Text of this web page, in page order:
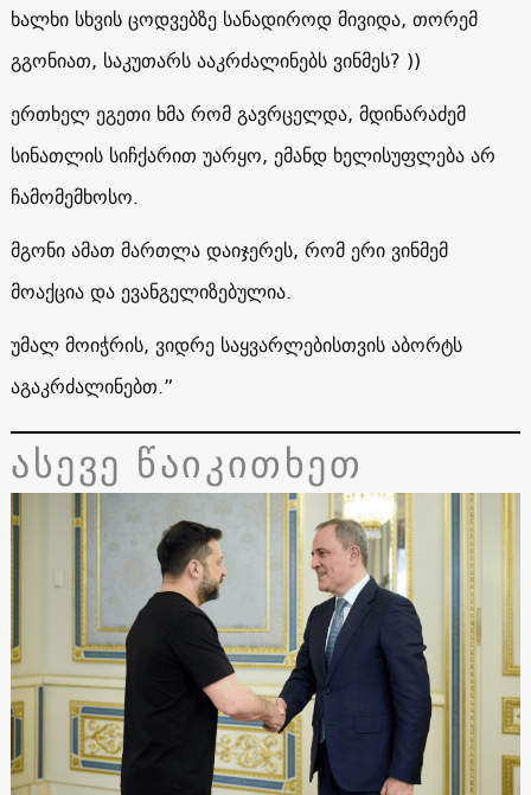
ხალხი სხვის ცოდვებზე სანადიროდ მივიდა, თორემ
გგონიათ, საკუთარს ააკრძალინებს ვინმეს? ))
ერთხელ ეგეთი ხმა რომ გავრცელდა, მდინარაძემ
სინათლის სიჩქარით უარყო, ემანდ ხელისუფლება არ
ჩამომემხოსო.
მგონი ამათ მართლა დაიჯერეს, რომ ერი ვინმემ
მოაქცია და ევანგელიზებულია.
უმალ მოიჭრის, ვიდრე საყვარლებისთვის აბორტს
აგაკრძალინებთ.”
ასევე წაიკითხეთ